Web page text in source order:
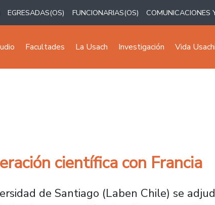
EGRESADAS(OS) FUNCIONARIAS(OS) COMUNICACIONES
Facultades La Usach Investigación Vida
científica con Francia
de Santiago (Laben Chile) se